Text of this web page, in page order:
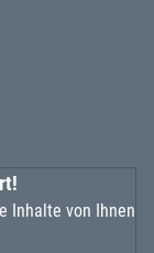
Inhalte von Ihnen